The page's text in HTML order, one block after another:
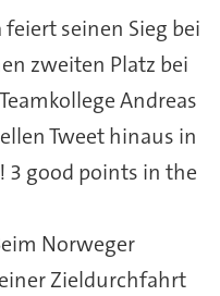
seinen Sieg bei
zweiten Platz bei
Andreas
Tweet hinaus in
3 good points in the
Norweger
Zieldurchfahrt